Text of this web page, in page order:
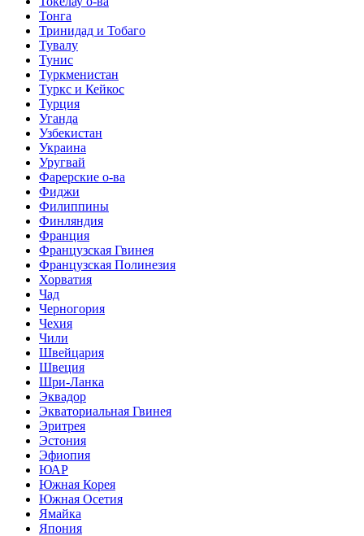
Тонга
Тринидад и Тобаго
Тувалу
Тунис
Туркменистан
Туркс и Кейкос
Турция
Уганда
Узбекистан
Украина
Уругвай
Фарерские о-ва
Фиджи
Филиппины
Финляндия
Франция
Французская Гвинея
Французская Полинезия
Хорватия
Чад
Черногория
Чехия
Чили
Швейцария
Швеция
Шри-Ланка
Эквадор
Экваториальная Гвинея
Эритрея
Эстония
Эфиопия
ЮАР
Южная Корея
Южная Осетия
Ямайка
Япония